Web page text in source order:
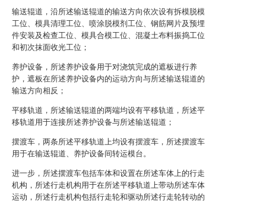
输送辊道，沿所述输送辊道的输送方向依次设有拆模脱模
工位、模具清理工位、喷涂脱模剂工位、钢筋网片及预埋
件安装及检查工位、模具合模工位、混凝土布料振捣工位
和初次抹面收光工位；
养护设备，所述养护设备用于对浇筑完成的遮板进行养
护，遮板在所述养护设备内的运动方向与所述输送辊道的
输送方向相反；
平移轨道，所述输送辊道的两端均设有平移轨道，所述平
移轨道用于连接所述养护设备与所述输送辊道；
摆渡车，两条所述平移轨道上均设有摆渡车，所述摆渡车
用于在输送辊道、养护设备间转运模台。
进一步，所述摆渡车包括车体和设置在所述车体上的行走
机构，所述行走机构用于在所述平移轨道上带动所述车体
运动，所述行走机构包括行走轮和驱动所述行走轮转动的